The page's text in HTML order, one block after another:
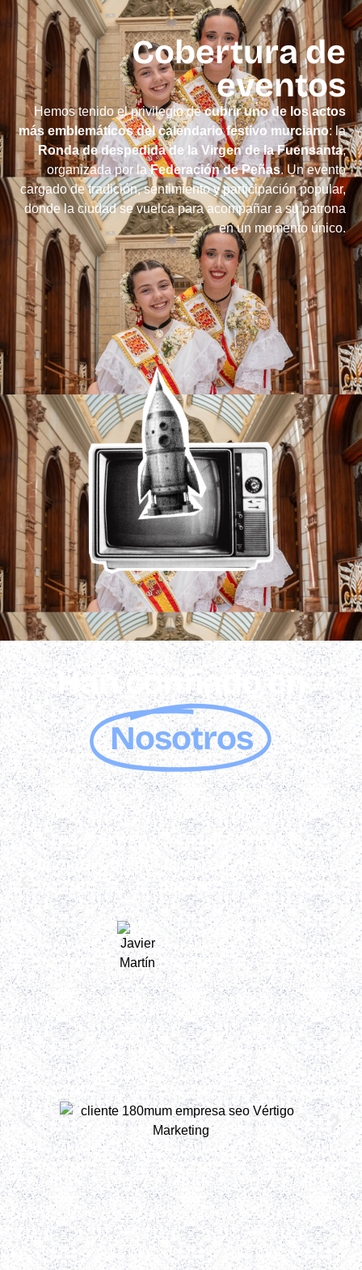
Cobertura de
eventos
Hemos tenido el privilegio decubrir uno de los actos
más emblemáticos del calendario festivo murciano: la
Ronda de despedida de la Virgen de la Fuensanta,
organizada por laFederación de Peñas. Un evento
cargado de tradición, sentimiento y participación popular,
donde la ciudad se vuelca para acompañar a su patrona
en un momento único.
Han confiado en
Nosotros
"Muy buen servicio, me hicieron mi
página web y la posicionaron la
primera para mi nicho en menos de 1
mes."
Javier Martín
Fiscalisy